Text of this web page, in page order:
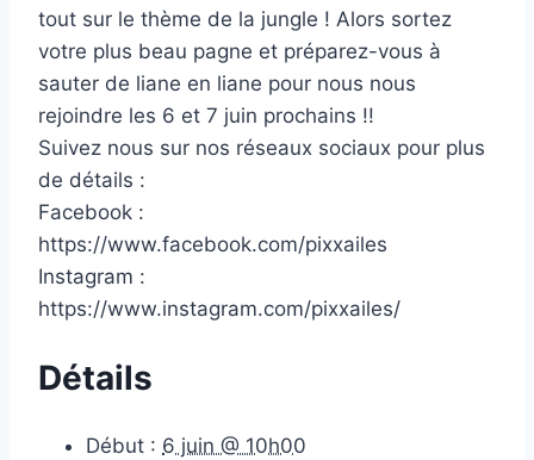
tout sur le thème de la jungle ! Alors sortez
votre plus beau pagne et préparez-vous à
sauter de liane en liane pour nous nous
rejoindre les 6 et 7 juin prochains !!
Suivez nous sur nos réseaux sociaux pour plus
de détails :
Facebook :
https://www.facebook.com/pixxailes
Instagram :
https://www.instagram.com/pixxailes/
Détails
Début : 6 juin @ 10h00